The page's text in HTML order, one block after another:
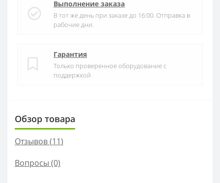
Выполнение заказа
В тот же день при заказе до 16:00. Отправка в
рабочие дни.
Гарантия
Только проверенное оборудование с
поддержкой
Обзор товара
Отзывов (11)
Вопросы (0)